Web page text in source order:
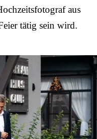
aus
tätig sein wird.